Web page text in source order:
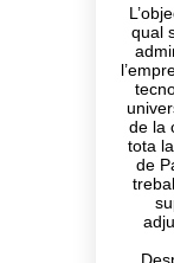
qual
de la
tota
de